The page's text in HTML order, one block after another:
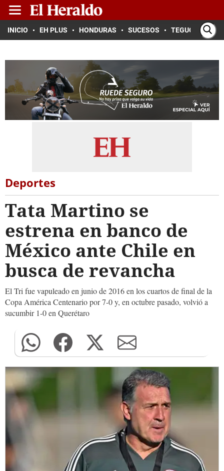
INICIO EH PLUS HONDURAS SUCESOS TEGUCIGALPA
Deportes
Tata Martino se
estrena en banco de
México ante Chile en
busca de revancha
El Tri fue vapuleado en junio de 2016 en los cuartos de final de la
Copa América Centenario por 7-0 y, en octubre pasado, volvió a
sucumbir 1-0 en Querétaro